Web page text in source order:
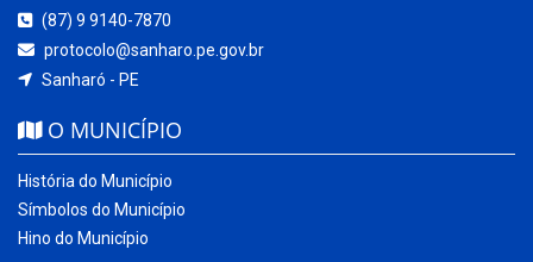
(87) 9 9140-7870
protocolo@sanharo.pe.gov.br
Sanharó - PE
O MUNICÍPIO
História do Município
Símbolos do Município
Hino do Município